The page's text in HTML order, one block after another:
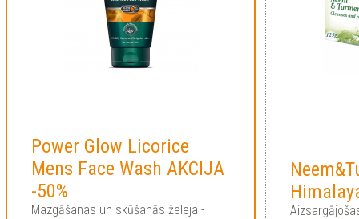
Power Glow Licorice
Mens Face Wash AKCIJA
-50%
Mazgāšanas un skūšanās želeja -